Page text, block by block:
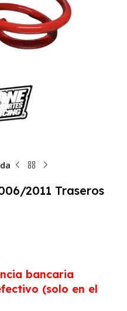
2011 Traseros
bancaria
(solo en el